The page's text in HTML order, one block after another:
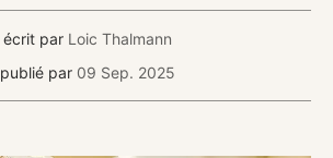
écrit par Loic Thalmann
publié par 09 Sep. 2025